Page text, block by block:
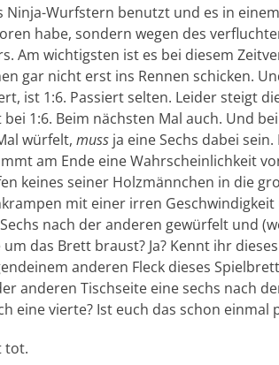
Ninja-Wurfstern benutzt und es in
habe, sondern wegen des
Am wichtigsten ist es bei diesem
gar nicht erst ins Rennen schicken.
ist 1:6. Passiert selten. Leider steigt
1:6. Beim nächsten Mal auch. Und
würfelt, muss ja eine Sechs dabei
am Ende eine Wahrscheinlichkeit
keines seiner Holzmännchen in die
mit einer irren
nach der anderen gewürfelt und
das Brett braust? Ja? Kennt ihr
anderen Fleck dieses
anderen Tischseite eine sechs nach
eine vierte? Ist euch das schon einmal
tot.